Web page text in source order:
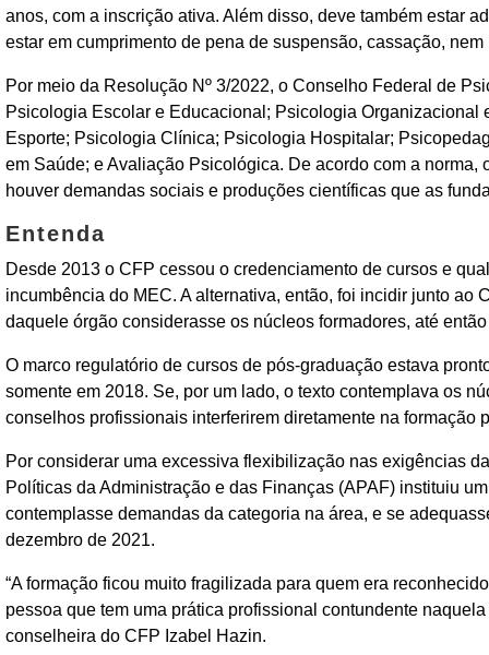
anos, com a inscrição ativa. Além disso, deve também estar
estar em cumprimento de pena de suspensão, cassação,
Por meio da Resolução Nº 3/2022, o Conselho Federal de
Psicologia Escolar e Educacional; Psicologia
Esporte; Psicologia Clínica; Psicologia Hospitalar;
em Saúde; e Avaliação Psicológica. De acordo com a
houver demandas sociais e produções científicas que as
Entenda
Desde 2013 o CFP cessou o credenciamento de cursos e
incumbência do MEC. A alternativa, então, foi incidir junto
daquele órgão considerasse os núcleos formadores, até
O marco regulatório de cursos de pós-graduação estava
somente em 2018. Se, por um lado, o texto contemplava os
conselhos profissionais interferirem diretamente na formação
Por considerar uma excessiva flexibilização nas exigências
Políticas da Administração e das Finanças (APAF) instituiu
contemplasse demandas da categoria na área, e se
dezembro de 2021.
“A formação ficou muito fragilizada para quem era
pessoa que tem uma prática profissional contundente
conselheira do CFP Izabel Hazin.